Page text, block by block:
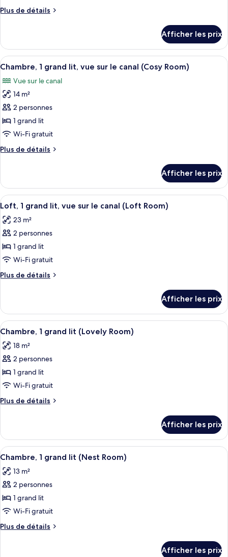
chambre :
grand
lit,
sur
le
canal
(Captain
Room)
Plus de détails
Plus
Chambre,
grand
vue
sur
le
canal
(Captain
Room)
Afficher les prix
Afficher
toutes
les
photos
pour
ce
type
chambre :
grand
lit,
vue
sur
le
canal
(Cosy
Room)
Literie de qualité, coffre-fort, bureau,
6
Chambre, 1 grand lit, vue sur le canal (Cosy Room)
Vue sur le canal
14 m²
2 personnes
1 grand lit
Wi-Fi gratuit
Plus de détails
Plus
Chambre,
grand
vue
sur
canal
(Cosy
Afficher les prix
Afficher
toutes
les
photos
pour
ce
type
de
Loft,
grand
lit,
vue
sur
le
canal
(Loft
Literie de qualité, coffre-fort, bureau,
7
Loft, 1 grand lit, vue sur le canal (Loft Room)
23 m²
2 personnes
1 grand lit
Wi-Fi gratuit
Plus de détails
Plus
Loft,
grand
vue
sur
canal
(Loft
Afficher les prix
Afficher
toutes
les
photos
pour
ce
type
de
Chambre,
grand
lit
(Lovely
Room)
Literie de qualité, coffre-fort, bureau,
9
Chambre, 1 grand lit (Lovely Room)
18 m²
2 personnes
1 grand lit
Wi-Fi gratuit
Plus de détails
Plus
Chambre,
grand
(Lovely
Room)
Afficher les prix
Afficher
toutes
les
photos
pour
ce
type
de
Literie de qualité, coffre-fort, bureau,
7
Chambre, 1 grand lit (Nest Room)
13 m²
2 personnes
1 grand lit
Wi-Fi gratuit
Plus de détails
Plus
Afficher les prix